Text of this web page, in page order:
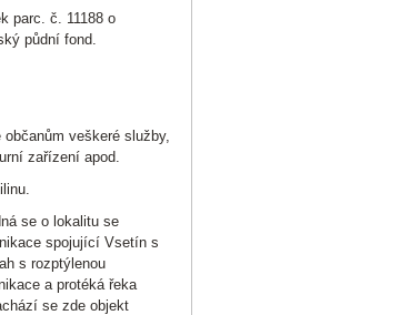
parc. č. 11188 o
půdní fond.
veškeré služby,
zařízení apod.
se o lokalitu se
spojující Vsetín s
s rozptýlenou
a protéká řeka
se zde objekt